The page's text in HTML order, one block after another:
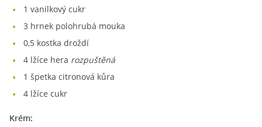
1 vanilkový cukr
3 hrnek polohrubá mouka
0,5 kostka droždí
4 lžíce hera rozpuštěná
1 špetka citronová kůra
4 lžíce cukr
Krém: